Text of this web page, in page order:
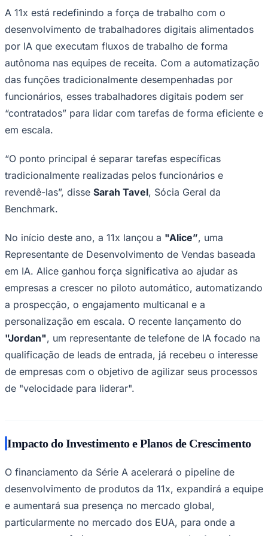
Ceará
plataformas de automação de marketing a ferramentas
de engajamento de vendas e serviços de enriquecimento
de dados - sobrecarregou as equipes de receita.
“Desde que o Salesforce foi inventado em 1999, o
acúmulo de software GTM especializado nas equipes
levou a sistemas fragmentados e custos operacionais
inflados. Cada nova ferramenta geralmente requer suas
eliminando quaisquer ganhos de eficiência que essas
ferramentas deveriam proporcionar”, explicou Keith
Fearon, Dirigente de Crescimento da 11x.
A Solução 11x
A 11x está redefinindo a força de trabalho com o
desenvolvimento de trabalhadores digitais alimentados
por IA que executam fluxos de trabalho de forma
autônoma nas equipes de receita. Com a automatização
das funções tradicionalmente desempenhadas por
funcionários, esses trabalhadores digitais podem ser
“contratados” para lidar com tarefas de forma eficiente e
em escala.
tradicionalmente realizadas pelos funcionários e
revendê-las”, disse
Benchmark.
No início deste ano, a 11x lançou a "Alice”
Representante de Desenvolvimento de Vendas baseada
em IA. Alice ganhou força significativa ao ajudar as